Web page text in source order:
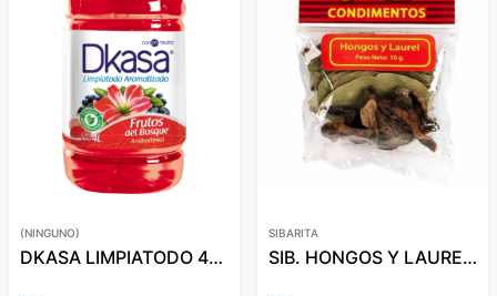
(NINGUNO)
DKASA LIMPIATODO 4LT FRUT D/BOSQUE
SIBARITA
SIB. HONGOS Y LAUREL 10 GR